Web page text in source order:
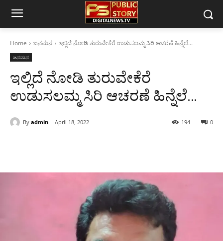
Home ಜನಮನ ಇಲ್ಲಿದೆ ನೋಡಿ ತುರುವೇಕೆರೆ ಉಡುಸಲಮ್ಮ‌‌ ಸಿರಿ‌ ಆಚರಣೆ‌ ಹಿನ್ನೆಲೆ...
ಜನಮನ
ಇಲ್ಲಿದೆ ನೋಡಿ ತುರುವೇಕೆರೆ
ಉಡುಸಲಮ್ಮ‌‌ ಸಿರಿ‌ ಆಚರಣೆ‌ ಹಿನ್ನೆಲೆ…
By admin April 18, 2022 0
194